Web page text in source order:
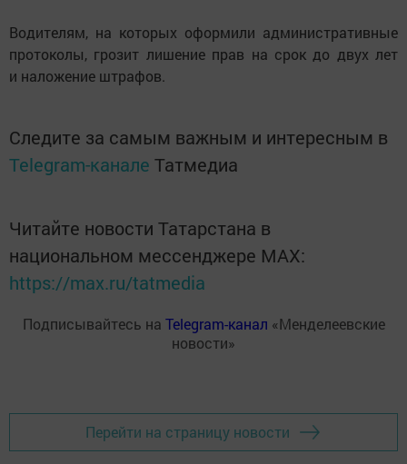
Водителям, на которых оформили административные
протоколы, грозит лишение прав на срок до двух лет
и наложение штрафов.
Следите за самым важным и интересным в
Telegram-канале Татмедиа
Читайте новости Татарстана в
национальном мессенджере MАХ:
https://max.ru/tatmedia
Подписывайтесь на Telegram-канал «Менделеевские
новости»
Перейти на страницу новости